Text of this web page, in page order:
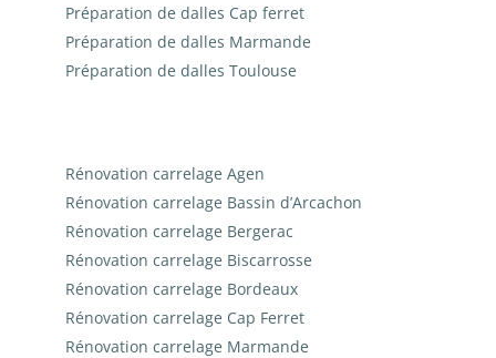
Préparation de dalles Cap ferret
Préparation de dalles Marmande
Préparation de dalles Toulouse
Rénovation carrelage Agen
Rénovation carrelage Bassin d’Arcachon
Rénovation carrelage Bergerac
Rénovation carrelage Biscarrosse
Rénovation carrelage Bordeaux
Rénovation carrelage Cap Ferret
Rénovation carrelage Marmande